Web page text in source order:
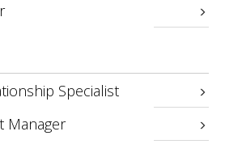
Specialist
Manager